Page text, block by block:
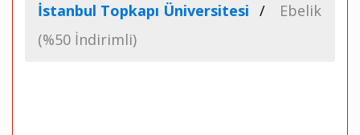
İstanbul Topkapı Üniversitesi
Ebelik
(%50 İndirimli)